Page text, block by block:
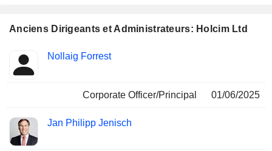
Anciens Dirigeants et Administrateurs: Holcim Ltd
Insider
Fonctions
occupées
Nollaig Forrest
Corporate Officer/Principal 01/06/2025
Jan Philipp Jenisch